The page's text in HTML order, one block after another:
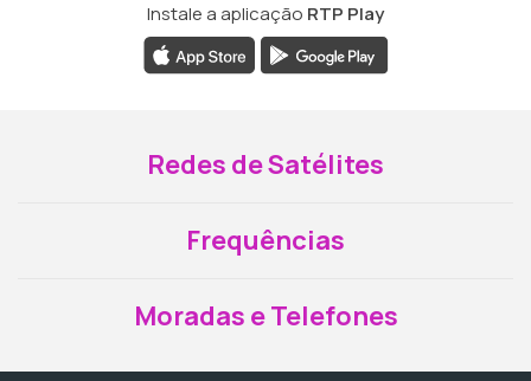
Instale a aplicação RTP Play
Redes de Satélites
Frequências
Moradas e Telefones